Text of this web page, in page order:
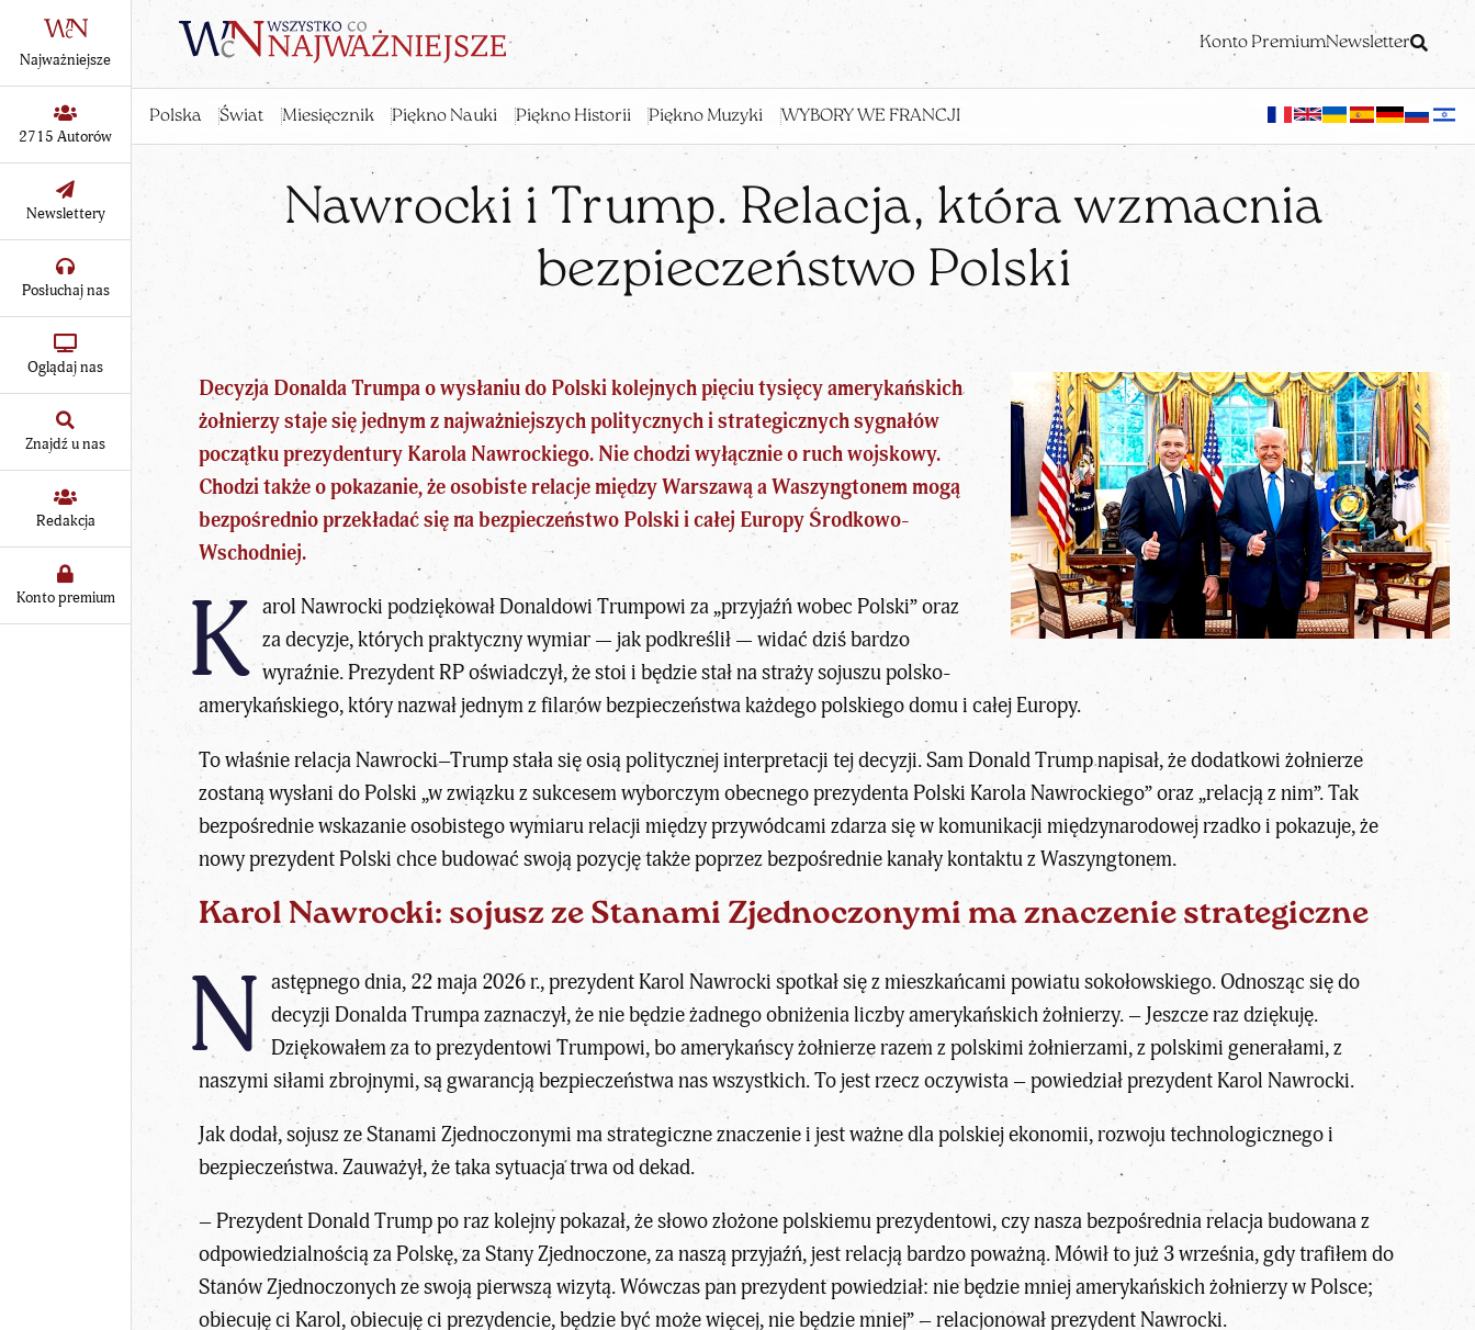
Konto PremiumNewsletter
Polska Świat Miesięcznik Piękno Nauki Piękno Historii Piękno Muzyki WYBORY WE FRANCJI
Najważniejsze
2715 Autorów
Newslettery
Posłuchaj nas
Oglądaj nas
Znajdź u nas
Redakcja
Konto premium
Nawrocki i Trump. Relacja, która wzmacnia
bezpieczeństwo Polski
Decyzja Donalda Trumpa o wysłaniu do Polski kolejnych pięciu tysięcy amerykańskich
żołnierzy staje się jednym z najważniejszych politycznych i strategicznych sygnałów
początku prezydentury Karola Nawrockiego. Nie chodzi wyłącznie o ruch wojskowy.
Chodzi także o pokazanie, że osobiste relacje między Warszawą a Waszyngtonem mogą
bezpośrednio przekładać się na bezpieczeństwo Polski i całej Europy Środkowo-
Wschodniej.
K arol Nawrocki podziękowałDonaldowi Trumpowiza „przyjaźń wobec Polski” oraz
za decyzje, których praktyczny wymiar — jak podkreślił — widać dziś bardzo
wyraźnie. Prezydent RP oświadczył, że stoi i będzie stał na straży sojuszu polsko-
amerykańskiego, który nazwał jednym z filarów bezpieczeństwa każdego polskiego domu i całej Europy.
To właśnie relacja Nawrocki–Trump stała się osią politycznej interpretacji tej decyzji. Sam Donald Trump napisał, że dodatkowi żołnierze
zostaną wysłani do Polski „w związku z sukcesem wyborczym obecnegoprezydenta Polski Karola Nawrockiego” oraz „relacją z nim”. Tak
bezpośrednie wskazanie osobistego wymiaru relacji między przywódcami zdarza się w komunikacji międzynarodowej rzadko i pokazuje, że
nowy prezydent Polski chce budować swoją pozycję także poprzez bezpośrednie kanały kontaktu z Waszyngtonem.
Karol Nawrocki: sojusz ze Stanami Zjednoczonymi ma znaczenie strategiczne
N astępnego dnia, 22 maja 2026 r., prezydent Karol Nawrocki spotkał się z mieszkańcami powiatu sokołowskiego. Odnosząc się do
decyzji Donalda Trumpa zaznaczył, że nie będzie żadnego obniżenia liczby amerykańskich żołnierzy. – Jeszcze raz dziękuję.
Dziękowałem za to prezydentowi Trumpowi, bo amerykańscy żołnierze razem z polskimi żołnierzami, z polskimi generałami, z
naszymi siłami zbrojnymi, są gwarancją bezpieczeństwa nas wszystkich. To jest rzecz oczywista – powiedział prezydent Karol Nawrocki.
Jak dodał, sojusz ze Stanami Zjednoczonymi ma strategiczne znaczenie i jest ważne dla polskiej ekonomii, rozwoju technologicznego i
bezpieczeństwa. Zauważył, że taka sytuacja trwa od dekad.
– Prezydent Donald Trump po raz kolejny pokazał, że słowo złożone polskiemu prezydentowi, czy nasza bezpośrednia relacja budowana z
odpowiedzialnością za Polskę, za Stany Zjednoczone, za naszą przyjaźń, jest relacją bardzo poważną. Mówił to już 3 września, gdy trafiłem do
Stanów Zjednoczonych ze swoją pierwszą wizytą. Wówczas pan prezydent powiedział: nie będzie mniej amerykańskich żołnierzy w Polsce;
obiecuję ci Karol, obiecuję ci prezydencie, będzie być może więcej, nie będzie mniej” – relacjonował prezydent Nawrocki.